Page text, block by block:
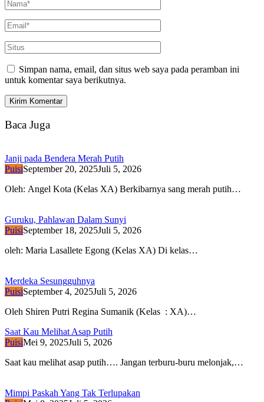
Simpan nama, email, dan situs web saya pada peramban ini
untuk komentar saya berikutnya.
Baca Juga
Janji pada Bendera Merah Putih
PuisiSeptember 20, 2025Juli 5, 2026
Oleh: Angel Kota (Kelas XA) Berkibarnya sang merah putih…
Guruku, Pahlawan Dalam Sunyi
PuisiSeptember 18, 2025Juli 5, 2026
oleh: Maria Lasallete Egong (Kelas XA) Di kelas…
Merdeka Sesungguhnya
PuisiSeptember 4, 2025Juli 5, 2026
Oleh Shiren Putri Regina Sumanik (Kelas : XA)…
Saat Kau Melihat Asap Putih
PuisiMei 9, 2025Juli 5, 2026
Saat kau melihat asap putih…. Jangan terburu-buru melonjak,…
Mimpi Paskah Yang Tak Terlupakan